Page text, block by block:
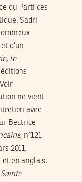
du Parti des
Sadri
d’un
le
éditions
ne vient
avec
Beatrice
, n°121,
2011,
et en anglais.
Sainte